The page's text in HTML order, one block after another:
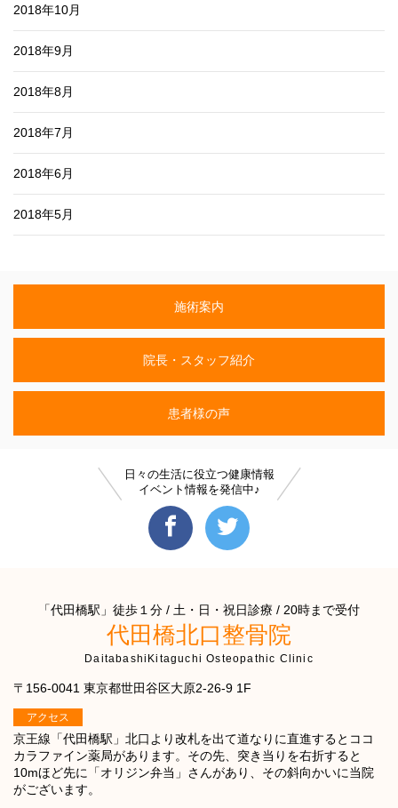
2018年10月
2018年9月
2018年8月
2018年7月
2018年6月
2018年5月
施術案内
院長・スタッフ紹介
患者様の声
日々の生活に役立つ健康情報
イベント情報を発信中♪
「代田橋駅」徒歩１分 / 土・日・祝日診療 / 20時まで受付
代田橋北口整骨院
DaitabashiKitaguchi Osteopathic Clinic
〒156-0041 東京都世田谷区大原2-26-9 1F
アクセス
京王線「代田橋駅」北口より改札を出て道なりに直進するとココ
カラファイン薬局があります。その先、突き当りを右折すると
10mほど先に「オリジン弁当」さんがあり、その斜向かいに当院
がございます。